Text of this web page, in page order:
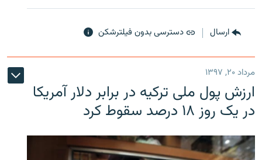
ارسال دسترسی بدون فیلترشکن
مرداد ۲۰, ۱۳۹۷
ارزش پول ملی ترکیه در برابر دلار آمریکا
در یک روز ۱۸ درصد سقوط کرد